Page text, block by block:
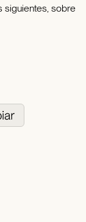
siguientes, sobre